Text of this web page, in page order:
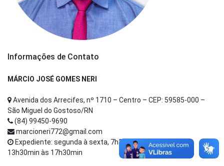
Informações de Contato
MÁRCIO JOSÉ GOMES NERI
Avenida dos Arrecifes, nº 1710 – Centro – CEP: 59585-000 –
São Miguel do Gostoso/RN
(84) 99450-9690
marcioneri772@gmail.com
Expediente: segunda à sexta, 7h30min às 11h30min -
13h30min às 17h30min